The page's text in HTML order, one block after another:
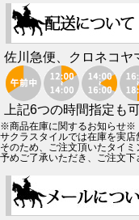
佐川急便、クロネコヤ
上記6つの時間指定も
※商品在庫に関するお知らせ※
サクラスタイルでは在庫を実店
そのため、ご注文頂いたタイミ
予めご了承いただき、ご注文下